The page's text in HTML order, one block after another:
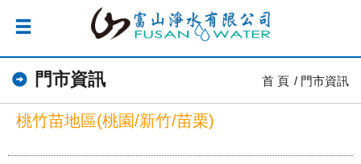
門市資訊 首 頁 門市資訊
桃竹苗地區(桃園/新竹/苗栗)